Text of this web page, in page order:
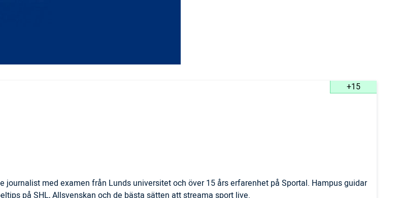
med examen från Lunds universitet och över 15 års erfarenhet på Sportal. Hampus guidar
på SHL, Allsvenskan och de bästa sätten att streama sport live.
+15